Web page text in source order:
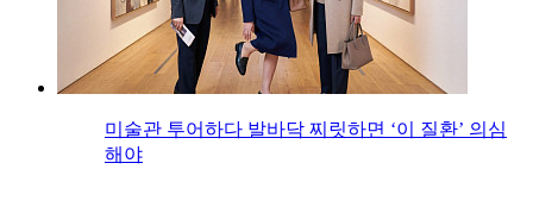
미술관 투어하다 발바닥 찌릿하면 ‘이 질환’ 의심
해야